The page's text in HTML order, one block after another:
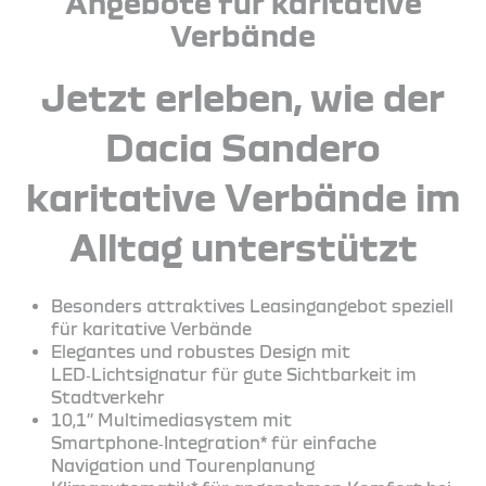
Verbände
Jetzt erleben, wie der
Dacia Sandero
karitative Verbände im
Alltag unterstützt
Besonders attraktives Leasingangebot speziell
für karitative Verbände
Elegantes und robustes Design mit
LED‑Lichtsignatur für gute Sichtbarkeit im
Stadtverkehr
10,1’’ Multimediasystem mit
Smartphone‑Integration* für einfache
Navigation und Tourenplanung